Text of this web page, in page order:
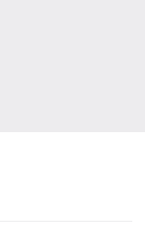
z Marcinem
oraz